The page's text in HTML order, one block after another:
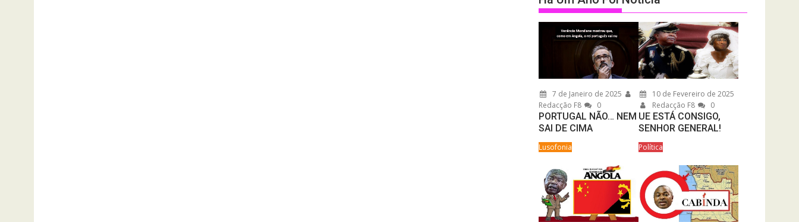
7 de Janeiro de 2025
Redacção F8
0
PORTUGAL NÃO… NEM
SAI DE CIMA
Lusofonia
10 de Fevereiro de 2025
Redacção F8
0
UE ESTÁ CONSIGO,
SENHOR GENERAL!
Política